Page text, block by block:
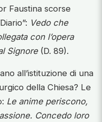
Faustina scorse
Vedo che
con l’opera
Signore(D. 89).
all’istituzione di una
della Chiesa? Le
Le anime periscono,
Concedo loro